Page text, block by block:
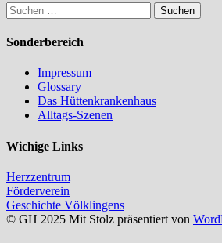
Suchen
nach:
Sonderbereich
Impressum
Glossary
Das Hüttenkrankenhaus
Alltags-Szenen
Wichige Links
Herzzentrum
Förderverein
Geschichte Völklingens
© GH 2025 Mit Stolz präsentiert von